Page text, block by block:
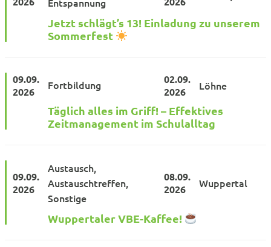
Jetzt schlägt’s 13! Einladung zu unserem
Sommerfest
09.09.
2026
Fortbildung
Täglich alles im Griff! – Effektives
Zeitmanagement im Schulalltag
02.09.
2026
Löhne
09.09.
2026
Austausch
Austauschtreffen
Sonstige
Wuppertaler VBE-Kaffee!
08.09.
2026
Wuppertal